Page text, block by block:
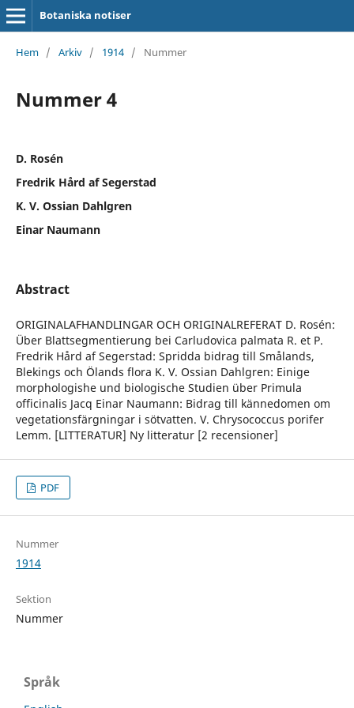
Botaniska notiser
Hem / Arkiv / 1914 / Nummer
Nummer 4
D. Rosén
Fredrik Hård af Segerstad
K. V. Ossian Dahlgren
Einar Naumann
Abstract
ORIGINALAFHANDLINGAR OCH ORIGINALREFERAT D. Rosén:
Über Blattsegmentierung bei Carludovica palmata R. et P.
Fredrik Hård af Segerstad: Spridda bidrag till Smålands,
Blekings och Ölands flora K. V. Ossian Dahlgren: Einige
morphologishe und biologische Studien über Primula
officinalis Jacq Einar Naumann: Bidrag till kännedomen om
vegetationsfärgningar i sötvatten. V. Chrysococcus porifer
Lemm. [LITTERATUR] Ny litteratur [2 recensioner]
PDF
Nummer
1914
Sektion
Nummer
Språk